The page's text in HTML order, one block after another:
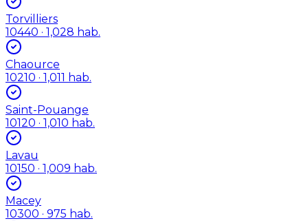
Torvilliers
10440 · 1,028 hab.
Chaource
10210 · 1,011 hab.
Saint-Pouange
10120 · 1,010 hab.
Lavau
10150 · 1,009 hab.
Macey
10300 · 975 hab.